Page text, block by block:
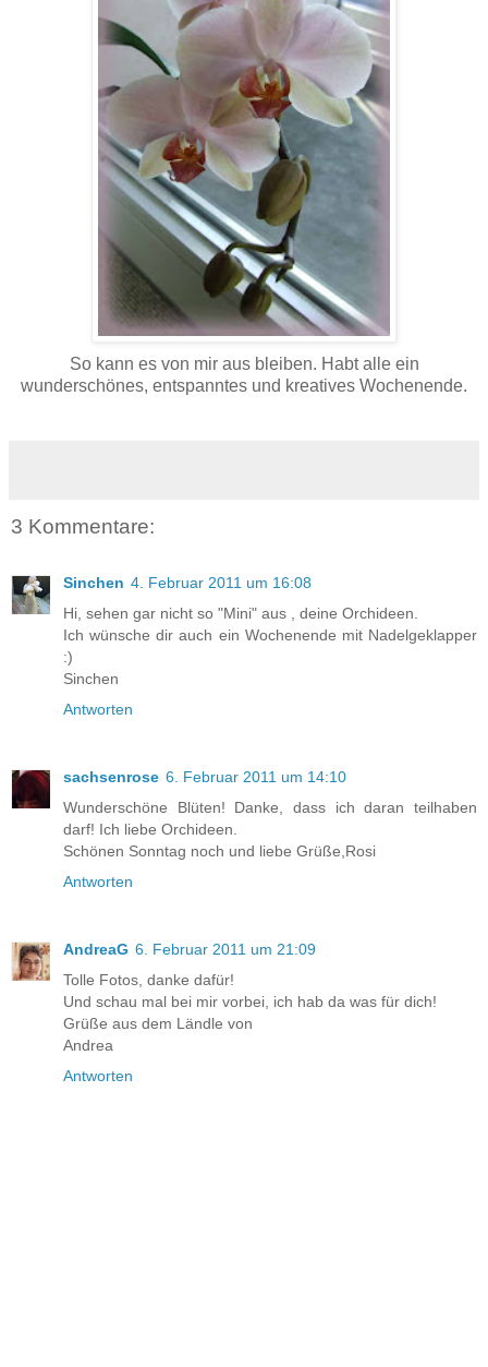
So kann es von mir aus bleiben. Habt alle ein
wunderschönes, entspanntes und kreatives Wochenende.
3 Kommentare:
Sinchen 4. Februar 2011 um 16:08
Hi, sehen gar nicht so "Mini" aus , deine Orchideen.
Ich wünsche dir auch ein Wochenende mit Nadelgeklapper
:)
Sinchen
Antworten
sachsenrose 6. Februar 2011 um 14:10
Wunderschöne Blüten! Danke, dass ich daran teilhaben
darf! Ich liebe Orchideen.
Schönen Sonntag noch und liebe Grüße,Rosi
Antworten
AndreaG 6. Februar 2011 um 21:09
Tolle Fotos, danke dafür!
Und schau mal bei mir vorbei, ich hab da was für dich!
Grüße aus dem Ländle von
Andrea
Antworten